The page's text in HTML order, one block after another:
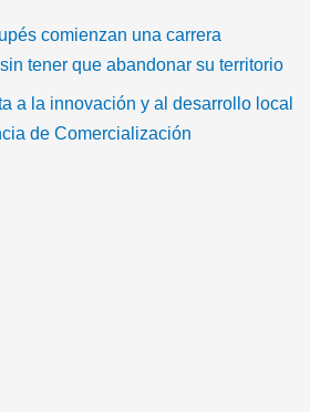
t
t
e
t
u
b
t
a
g
a
-
e
comienzan una carrera
tener que abandonar su territorio
a la innovación y al desarrollo local
de Comercialización